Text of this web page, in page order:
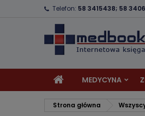
Telefon: 58 3415438; 58
MEDYCYNA
Strona główna